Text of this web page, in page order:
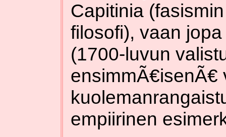
Capitinia
filosofi), vaan
(1700-luvun
ensimmÃ€isenÃ€
empiirinen